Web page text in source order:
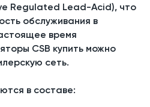
Regulated Lead-Acid), что
обслуживания в
время
CSB купить можно
сеть.
в составе: